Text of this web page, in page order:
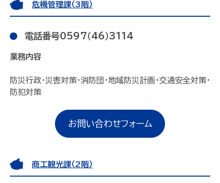
危機管理課（3階）
電話番号0597（46）3114
業務内容
防災行政・災害対策・消防団・地域防災計画・交通安全対策・
防犯対策
お問い合わせフォーム
商工観光課（2階）